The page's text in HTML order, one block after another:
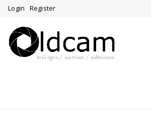
Login Register